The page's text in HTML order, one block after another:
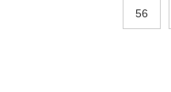
56